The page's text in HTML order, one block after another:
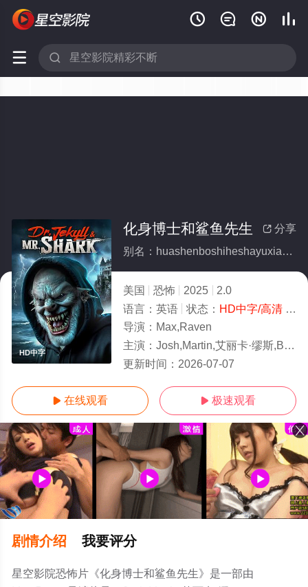
   
 
HD中字
 分享
化身博士和鲨鱼先生
别名：huashenboshiheshayuxiansheng
美国 恐怖 2025
2.0
语言： 英语 状态： HD中字/高清- 免费在线观看
导演： Max,Raven
主演： Josh,Martin,艾丽卡·缪斯,Bret,McCormick
更新时间： 2026-07-07
 在线观看  极速观看
剧情介绍 我要评分
星空影院恐怖片《化身博士和鲨鱼先生》是一部由